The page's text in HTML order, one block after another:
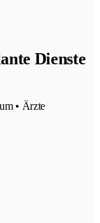
Dienste
• Ärzte